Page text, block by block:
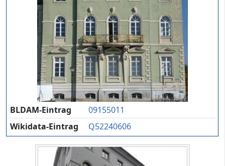
BLDAM-Eintrag
09155011
Wikidata-Eintrag
Q52240606